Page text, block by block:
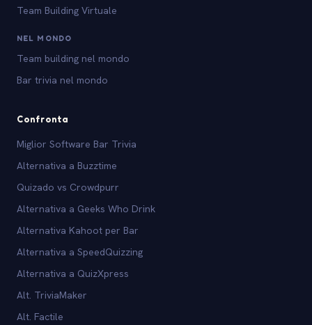
Team Building Virtuale
NEL MONDO
Team building nel mondo
Bar trivia nel mondo
Confronta
Miglior Software Bar Trivia
Alternativa a Buzztime
Quizado vs Crowdpurr
Alternativa a Geeks Who Drink
Alternativa Kahoot per Bar
Alternativa a SpeedQuizzing
Alternativa a QuizXpress
Alt. TriviaMaker
Alt. Factile